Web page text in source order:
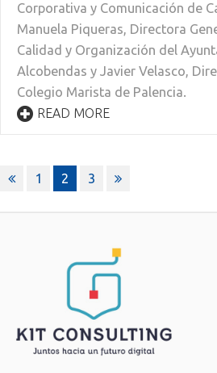
Corporativa y Comunicación de
Manuela Piqueras, Directora
Calidad y Organización del
Alcobendas y Javier Velasco,
Colegio Marista de Palencia.
READ MORE
Paginación
1 2 3